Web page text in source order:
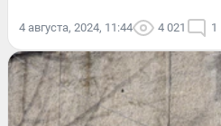
4 августа, 2024, 11:44 4 021 1